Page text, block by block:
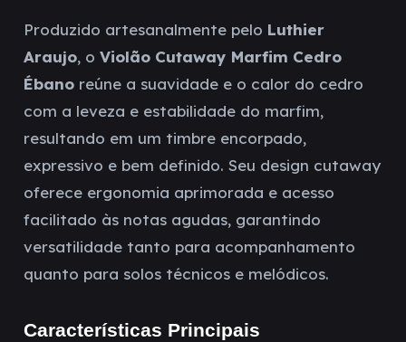
Produzido artesanalmente pelo Luthier
Araujo, o Violão Cutaway Marfim Cedro
Ébanoreúne a suavidade e o calor do cedro
com a leveza e estabilidade do marfim,
resultando em um timbre encorpado,
expressivo e bem definido. Seu design cutaway
oferece ergonomia aprimorada e acesso
facilitado às notas agudas, garantindo
versatilidade tanto para acompanhamento
quanto para solos técnicos e melódicos.
Características Principais